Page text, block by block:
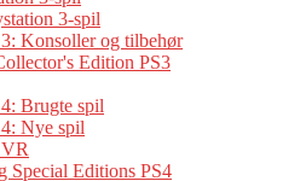
3-spil
Konsoller og tilbehør
Edition PS3
Brugte spil
Nye spil
Special Editions PS4